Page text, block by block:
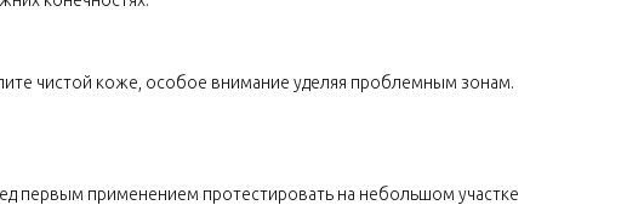
чистой коже, особое внимание уделяя проблемным зонам.
первым применением протестировать на небольшом участке